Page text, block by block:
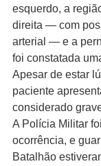
esquerdo, a
direita — com
arterial — e a
foi constatada
Apesar de estar
paciente
considerado
A Polícia Militar
ocorrência, e
Batalhão